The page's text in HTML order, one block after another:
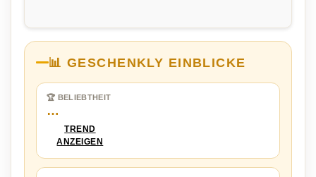
📊 GESCHENKLY EINBLICKE
🏆 BELIEBTHEIT
…
TREND
ANZEIGEN